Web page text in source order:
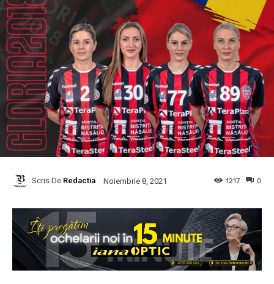
Scris De Redactia Noiembrie 8, 2021 0
1217